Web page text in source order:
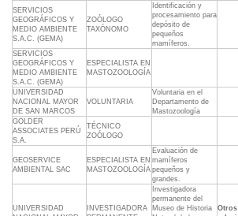
SERVICIOS
GEOGRÁFICOS Y
MEDIO AMBIENTE
S.A.C. (GEMA)
ZOÓLOGO
TAXÓNOMO
Identificación y
procesamiento para
depósito de
pequeños
mamíferos.
SERVICIOS
GEOGRÁFICOS Y
MEDIO AMBIENTE
S.A.C. (GEMA)
ESPECIALISTA EN
MASTOZOOLOGÍA
UNIVERSIDAD
NACIONAL MAYOR
DE SAN MARCOS
VOLUNTARIA
Voluntaria en el
Departamento de
Mastozoología
GOLDER
ASSOCIATES PERÚ
S.A.
TÉCNICO
ZOÓLOGO
GEOSERVICE
AMBIENTAL SAC
ESPECIALISTA EN
MASTOZOOLOGÍA
Evaluación de
mamíferos
pequeños y
grandes.
UNIVERSIDAD
INVESTIGADORA
Investigadora
permanente del
Museo de Historia